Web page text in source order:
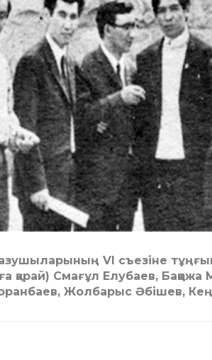
VI съезіне
Смағұл Елубаев,
Жолбарыс Әбішев,